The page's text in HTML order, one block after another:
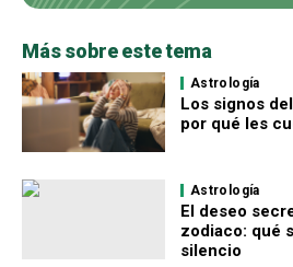
Más sobre este tema
Astrología
Los signos
por qué les
Astrología
El deseo
zodiaco: qué
silencio